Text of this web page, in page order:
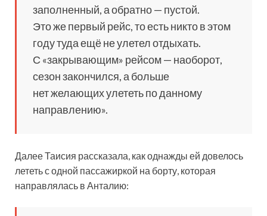
заполненный, а обратно — пустой.
Это же первый рейс, то есть никто в этом
году туда ещё не улетел отдыхать.
С «закрывающим» рейсом — наоборот,
сезон закончился, а больше
нет желающих улететь по данному
направлению».
Далее Таисия рассказала, как однажды ей довелось
лететь с одной пассажиркой на борту, которая
направлялась в Анталию: